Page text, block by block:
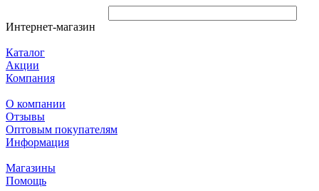
Интернет-магазин
Каталог
Акции
Компания
О компании
Отзывы
Оптовым покупателям
Информация
Магазины
Помощь